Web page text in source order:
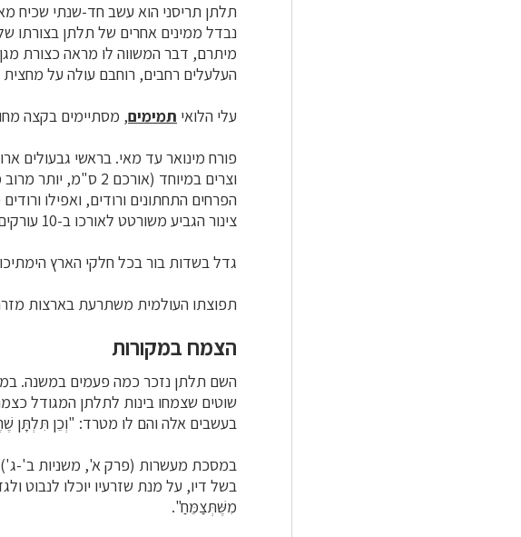
תלתן תריסני הוא עשב חד-שנתי שכיח
נבדל ממינים אחרים של תלתן בצורתו
מיתרם, דבר המשווה לו מראה כצורת
העלעלים רחבים, רוחבם עולה על מחצית
עלי הלואי תמימים, מסתיימים בקצה
פורח מינואר עד מאי. בראשי גבעולים
וצרים במיוחד
הפרחים התחתונים ורודים, ואפילו
צינור הגביע משורטט לאורכו ב-10 עורקים.
גדל בשדות בור בכל חלקי הארץ
תפוצתו העולמית משתרעת בארצות
הצמח במקורות
השם תלתן נזכר כמה פעמים במשנה.
שוטים שצמחו בינות לתלתן המגודל
בעשבים אלה והם לו מטרד: "וְכֵן תִּלְתָּן
במסכת מעשרות (פרק א', משניות ב'-
בשל דיו, על מנת שזרעיו יוכלו לנבוט
מִשֶּׁתְּצַמֵּחַ".